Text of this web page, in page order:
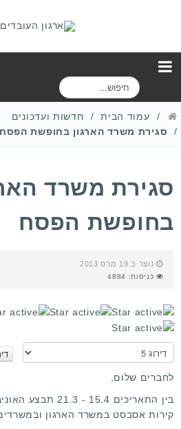
ח
י
ש
עמוד הבית
חדשות ועדכונים
סגירת משרד הארגון בחופשת הפסח
סגירת משרד
בחופשת הפסח
נוצר ב 19 מרס 2013
כניסות: 4884
ד
י
ר
ו
ג
ש
ת
נ
א
ר
ג
לחברים שלום,
בין התאריכים 15.4 -
קירות אסבסט במשרד הארגון